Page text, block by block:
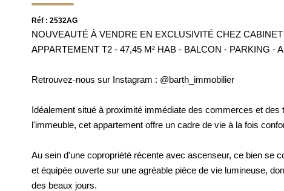
Réf : 2532AG
NOUVEAUTÉ À VENDRE EN EXCLUSIVITÉ CHEZ
APPARTEMENT T2 - 47,45 M² HAB - BALCON - PARKING -
Retrouvez-nous sur Instagram : @barth_immobilier
Idéalement situé à proximité immédiate des commerces et
l'immeuble, cet appartement offre un cadre de vie à la fois
Au sein d'une copropriété récente avec ascenseur, ce bien se
et équipée ouverte sur une agréable pièce de vie lumineuse,
des beaux jours.